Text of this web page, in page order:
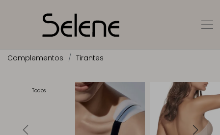
Complementos Tirantes
Todos